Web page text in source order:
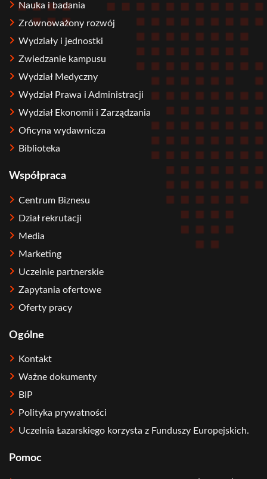
Nauka i badania
Zrównoważony rozwój
Wydziały i jednostki
Zwiedzanie kampusu
Wydział Medyczny
Wydział Prawa i Administracji
Wydział Ekonomii i Zarządzania
Oficyna wydawnicza
Biblioteka
Współpraca
Centrum Biznesu
Dział rekrutacji
Media
Marketing
Uczelnie partnerskie
Zapytania ofertowe
Oferty pracy
Ogólne
Kontakt
Ważne dokumenty
BIP
Polityka prywatności
Uczelnia Łazarskiego korzysta z Funduszy Europejskich.
Pomoc